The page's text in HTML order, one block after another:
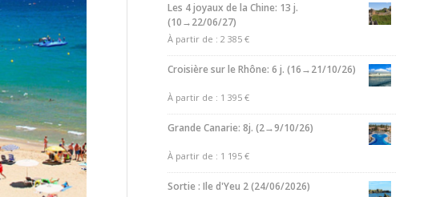
Les 4 joyaux de la Chine: 13 j.
(10→22/06/27)
À partir de :2 385€
Croisière sur le Rhône: 6 j. (16→21/10/26)
À partir de : 1 395€
Grande Canarie: 8j. (2→9/10/26)
À partir de : 1 195€
Sortie : Ile d'Yeu 2 (24/06/2026)